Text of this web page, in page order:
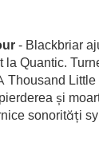
- Blackbriar
la Quantic.
Thousand Little
și
sonorități